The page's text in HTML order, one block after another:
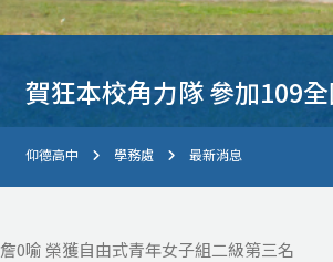
賀狂本校角力隊 參加109
仰德高中 學務處 最新消息
詹0喻 榮獲自由式青年女子組二級第三名